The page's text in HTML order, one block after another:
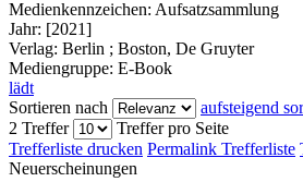
Medienkennzeichen: Aufsatzsammlung
Jahr: [2021]
Verlag: Berlin ; Boston, De Gruyter
Mediengruppe: E-Book
lädt
Sortieren nach
aufsteigend
2 Treffer
Treffer pro Seite
Trefferliste drucken Permalink Trefferliste
Neuerscheinungen